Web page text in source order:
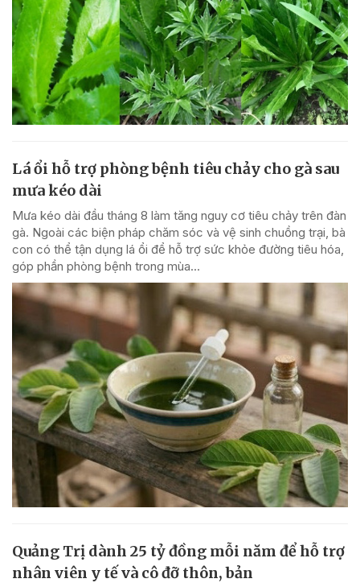
Lá ổi hỗ trợ phòng bệnh tiêu chảy cho gà sau
mưa kéo dài
Mưa kéo dài đầu tháng 8 làm tăng nguy cơ tiêu chảy trên đàn
gà. Ngoài các biện pháp chăm sóc và vệ sinh chuồng trại, bà
con có thể tận dụng lá ổi để hỗ trợ sức khỏe đường tiêu hóa,
góp phần phòng bệnh trong mùa...
Quảng Trị dành 25 tỷ đồng mỗi năm để hỗ trợ
nhân viên y tế và cô đỡ thôn, bản